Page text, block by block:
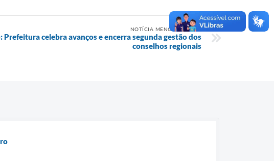
NOTÍCIA MENOS RECENTE
Prefeitura celebra avanços e encerra segunda gestão dos
conselhos regionais